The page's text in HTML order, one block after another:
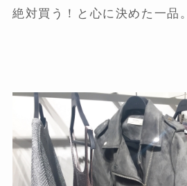
絶対買う！と心に決めた一品。